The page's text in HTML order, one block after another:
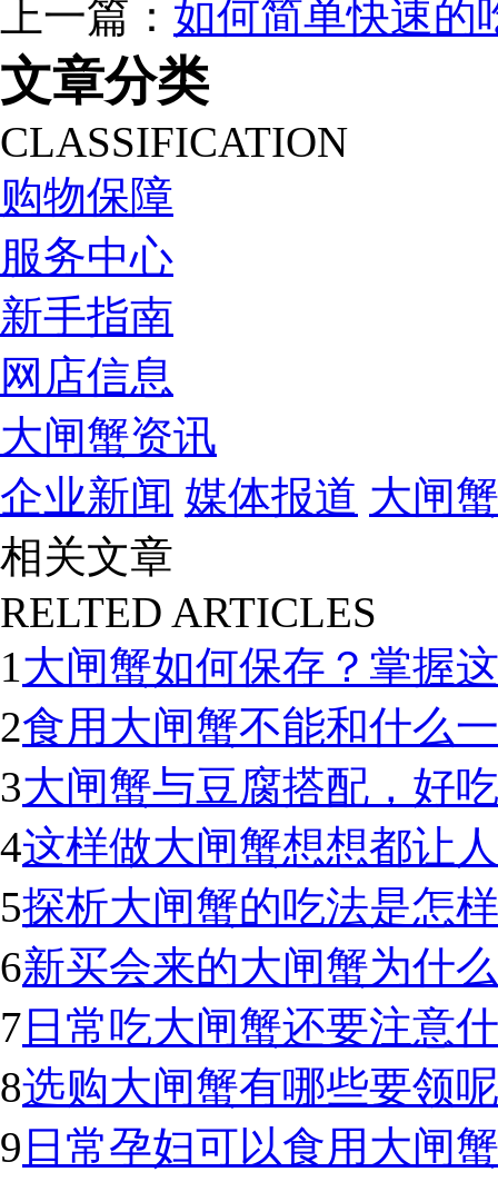
上一篇： 如何简单快速的
文章分类
CLASSIFICATION
购物保障
服务中心
新手指南
网店信息
大闸蟹资讯
企业新闻 媒体报道 大闸
相关文章
RELTED ARTICLES
1大闸蟹如何保存？掌握
2食用大闸蟹不能和什么
3大闸蟹与豆腐搭配，好
4这样做大闸蟹想想都让
5探析大闸蟹的吃法是怎
6新买会来的大闸蟹为什
7 日常吃大闸蟹还要注意
8选购大闸蟹有哪些要领
9 日常孕妇可以食用大闸